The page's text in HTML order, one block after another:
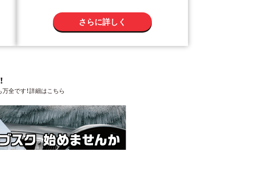
さらに詳しく
全です！詳細はこちら